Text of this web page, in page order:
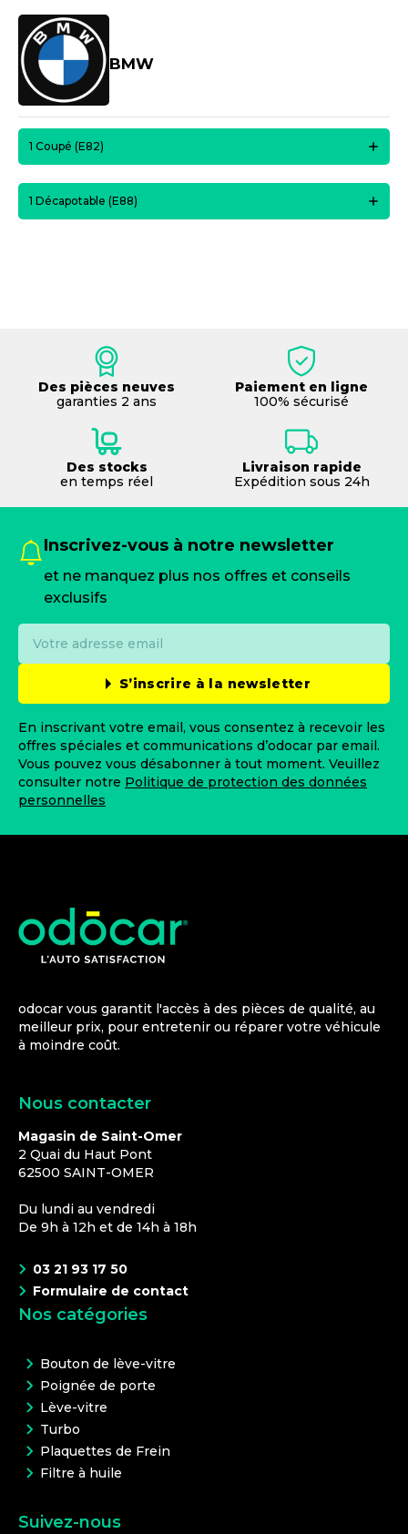
BMW
1 Coupé (E82)
1 Décapotable (E88)
Des pièces neuves
garanties 2 ans
Paiement en ligne
100% sécurisé
Des stocks
en temps réel
Livraison rapide
Expédition sous 24h
Inscrivez-vous à notre newsletter
et ne manquez plus nos offres et conseils
exclusifs
S’inscrire à la newsletter
En inscrivant votre email, vous consentez à recevoir les
offres spéciales et communications d’odocar par email.
Vous pouvez vous désabonner à tout moment. Veuillez
consulter notre Politique de protection des données
personnelles
odocar vous garantit l'accès à des pièces de qualité, au
meilleur prix, pour entretenir ou réparer votre véhicule
à moindre coût.
Nous contacter
Magasin de Saint-Omer
2 Quai du Haut Pont
62500 SAINT-OMER
Du lundi au vendredi
De 9h à 12h et de 14h à 18h
03 21 93 17 50
Formulaire de contact
Nos catégories
Bouton de lève-vitre
Poignée de porte
Lève-vitre
Turbo
Plaquettes de Frein
Filtre à huile
Suivez-nous